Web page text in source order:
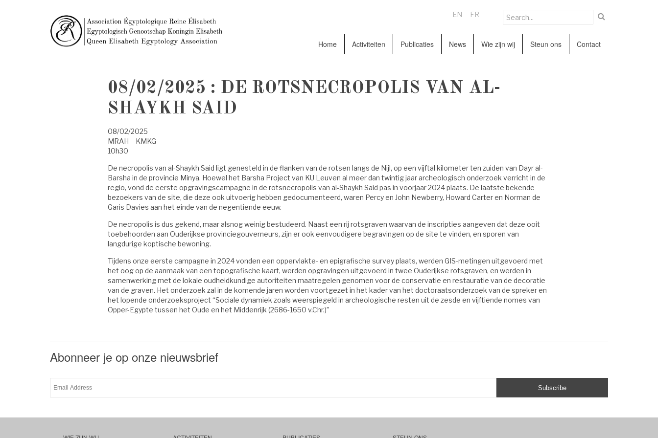
Home Activiteiten Publicaties News Wie zijn wij Steun ons Contact
EN FR
08/02/2025 : DE ROTSNECROPOLIS VAN AL-
SHAYKH SAID
08/02/2025
MRAH – KMKG
10h30
De necropolis van al-Shaykh Said ligt genesteld in de flanken van de rotsen langs de Nijl, op een vijftal kilometer ten zuiden van Dayr al-
Barsha in de provincie Minya. Hoewel het Barsha Project van KU Leuven al meer dan twintig jaar archeologisch onderzoek verricht in de
regio, vond de eerste opgravingscampagne in de rotsnecropolis van al-Shaykh Said pas in voorjaar 2024 plaats. De laatste bekende
bezoekers van de site, die deze ook uitvoerig hebben gedocumenteerd, waren Percy en John Newberry, Howard Carter en Norman de
Garis Davies aan het einde van de negentiende eeuw.
De necropolis is dus gekend, maar alsnog weinig bestudeerd. Naast een rij rotsgraven waarvan de inscripties aangeven dat deze ooit
toebehoorden aan Ouderijkse provinciegouverneurs, zijn er ook eenvoudigere begravingen op de site te vinden, en sporen van
langdurige koptische bewoning.
Tijdens onze eerste campagne in 2024 vonden een oppervlakte- en epigrafische survey plaats, werden GIS-metingen uitgevoerd met
het oog op de aanmaak van een topografische kaart, werden opgravingen uitgevoerd in twee Ouderijkse rotsgraven, en werden in
samenwerking met de lokale oudheidkundige autoriteiten maatregelen genomen voor de conservatie en restauratie van de decoratie
van de graven. Het onderzoek zal in de komende jaren worden voortgezet in het kader van het doctoraatsonderzoek van de spreker en
het lopende onderzoeksproject “Sociale dynamiek zoals weerspiegeld in archeologische resten uit de zesde en vijftiende nomes van
Opper-Egypte tussen het Oude en het Middenrijk (2686-1650 v.Chr.)”
Abonneer je op onze nieuwsbrief